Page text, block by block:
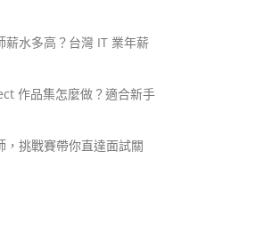
薪水多高？台灣 IT 業年薪
作品集怎麼做？適合新手
，挑戰賽帶你直達面試關